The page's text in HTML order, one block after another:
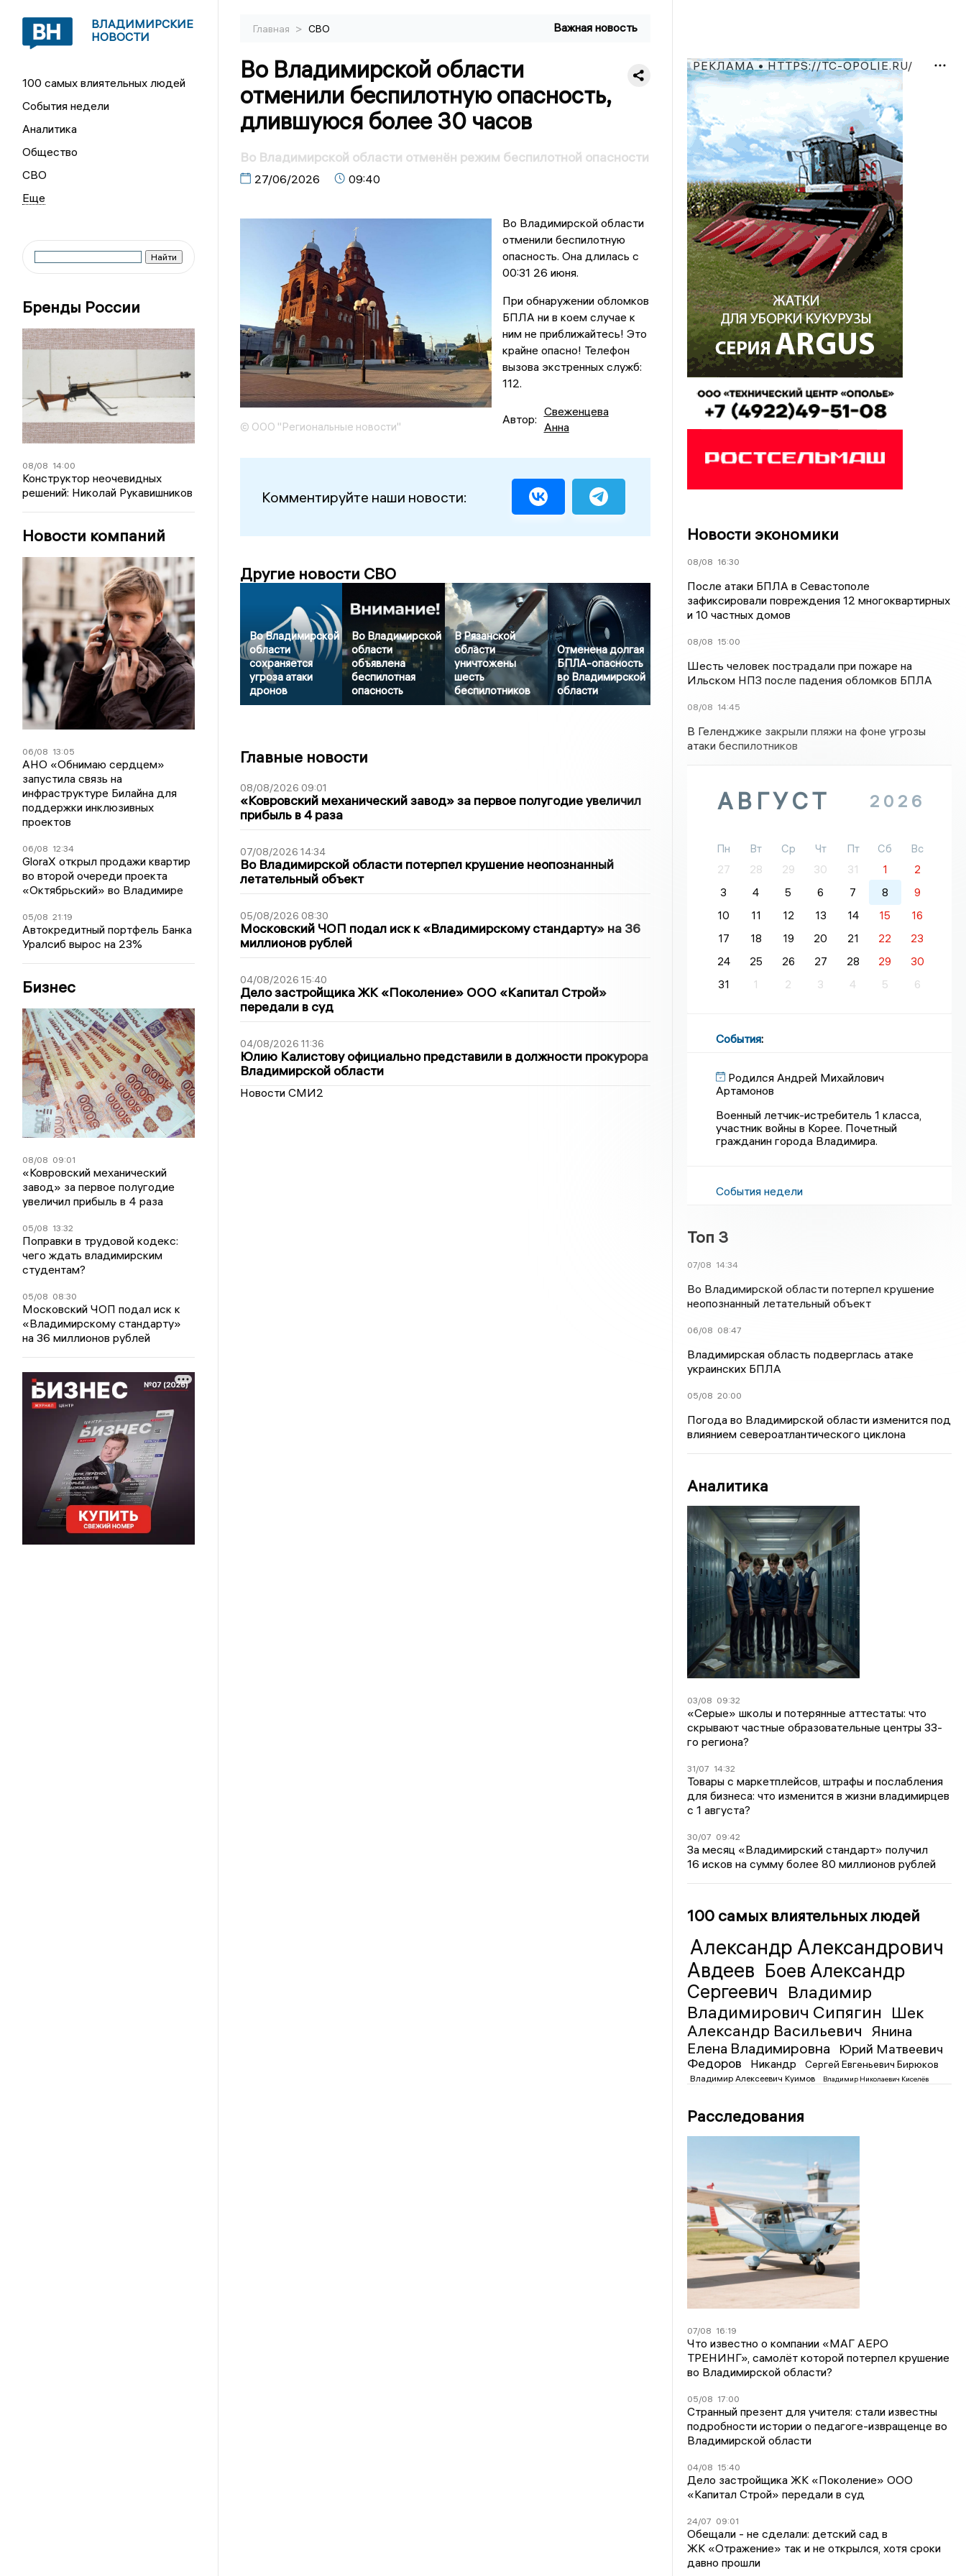
ВЛАДИМИРСКИЕ
НОВОСТИ
100 самых влиятельных людей
События недели
Аналитика
Общество
СВО
Бренды России
08/08 14:00
Конструктор неочевидных
решений: Николай Рукавишников
Новости компаний
06/08 13:05
АНО «Обнимаю сердцем»
запустила связь на
инфраструктуре Билайна для
поддержки инклюзивных
проектов
06/08 12:34
GloraX открыл продажи квартир
во второй очереди проекта
«Октябрьский» во Владимире
05/08 21:19
Автокредитный портфель Банка
Уралсиб вырос на 23%
Бизнес
08/08 09:01
«Ковровский механический
завод» за первое полугодие
увеличил прибыль в 4 раза
05/08 13:32
Поправки в трудовой кодекс:
чего ждать владимирским
студентам?
05/08 08:30
Московский ЧОП подал иск к
«Владимирскому стандарту»
на 36 миллионов рублей
Главная > СВО Важная новость
Во Владимирской области
отменили беспилотную опасность,
длившуюся более 30 часов
Во Владимирской области отменён режим беспилотной опасности
27/06/2026 09:40
© ООО "Региональные новости"
Во Владимирской области
отменили беспилотную
опасность. Она длилась с
00:31 26 июня.
При обнаружении обломков
БПЛА ни в коем случае к
ним не приближайтесь! Это
крайне опасно! Телефон
вызова экстренных служб:
112.
Автор:
Свеженцева
Анна
Комментируйте наши новости:
Другие новости СВО
Во Владимирской
области
сохраняется
угроза атаки
дронов
Во Владимирской
области
объявлена
беспилотная
опасность
В Рязанской
области
уничтожены
шесть
беспилотников
Отменена долгая
БПЛА-опасность
во Владимирской
области
Главные новости
08/08/2026 09:01
«Ковровский механический завод» за первое полугодие увеличил
прибыль в 4 раза
07/08/2026 14:34
Во Владимирской области потерпел крушение неопознанный
летательный объект
05/08/2026 08:30
Московский ЧОП подал иск к «Владимирскому стандарту» на 36
миллионов рублей
04/08/2026 15:40
Дело застройщика ЖК «Поколение» ООО «Капитал Строй»
передали в суд
04/08/2026 11:36
Юлию Калистову официально представили в должности прокурора
Владимирской области
Новости СМИ2
РЕКЛАМА • HTTPS://TC-OPOLIE.RU/
Новости экономики
08/08 16:30
После атаки БПЛА в Севастополе
зафиксировали повреждения 12 многоквартирных
и 10 частных домов
08/08 15:00
Шесть человек пострадали при пожаре на
Ильском НПЗ после падения обломков БПЛА
08/08 14:45
В Геленджике закрыли пляжи на фоне угрозы
атаки беспилотников
АВГУСТ 2026
Пн Вт Ср Чт Пт Сб
Вс
27
28 29 30 31 1
2
3
4 5 6 7 8
9
10
11 12 13 14 15
16
17
18 19 20 21 22
23
24
25 26 27 28 29
30
31
1 2 3 4 5 6
События:
Родился Андрей Михайлович
Артамонов
Военный летчик-истребитель 1 класса,
участник войны в Корее. Почетный
гражданин города Владимира.
События недели
Топ 3
07/08 14:34
Во Владимирской области потерпел крушение
неопознанный летательный объект
06/08 08:47
Владимирская область подверглась атаке
украинских БПЛА
05/08 20:00
Погода во Владимирской области изменится под
влиянием североатлантического циклона
Аналитика
03/08 09:32
«Серые» школы и потерянные аттестаты: что
скрывают частные образовательные центры 33-
го региона?
31/07 14:32
Товары с маркетплейсов, штрафы и послабления
для бизнеса: что изменится в жизни владимирцев
с 1 августа?
30/07 09:42
За месяц «Владимирский стандарт» получил
16 исков на сумму более 80 миллионов рублей
100 самых влиятельных людей
Александр Александрович
Авдеев Боев Александр
Сергеевич Владимир
Владимирович Сипягин Шек
Александр Васильевич
Янина
Елена Владимировна
Юрий Матвеевич
Федоров
Никандр Сергей Евгеньевич Бирюков
Владимир Алексеевич Куимов Владимир Николаевич Киселёв
Расследования
07/08 16:19
Что известно о компании «МАГ АЕРО
ТРЕНИНГ», самолёт которой потерпел крушение
во Владимирской области?
05/08 17:00
Странный презент для учителя: стали известны
подробности истории о педагоге-извращенце во
Владимирской области
04/08 15:40
Дело застройщика ЖК «Поколение» ООО
«Капитал Строй» передали в суд
24/07 09:01
Обещали - не сделали: детский сад в
ЖК «Отражение» так и не открылся, хотя сроки
давно прошли